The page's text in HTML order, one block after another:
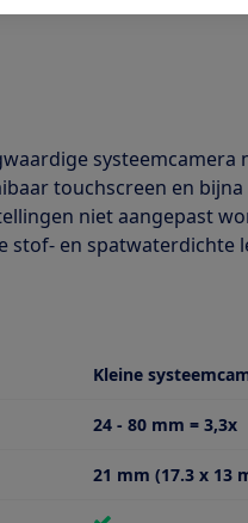
touchscreen en
niet aangepast
stof- en spatwaterdichte
Kleine
zoombereik
24 - 80 mm = 3,3x
Sensorgrootte effectief
21 mm (17.3 x 13